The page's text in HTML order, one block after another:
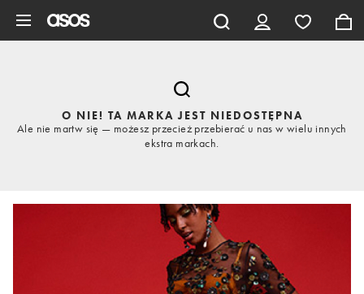
O NIE! TA MARKA JEST NIEDOSTĘPNA
Ale nie martw się — możesz przecież przebierać u nas w wielu innych
ekstra markach.